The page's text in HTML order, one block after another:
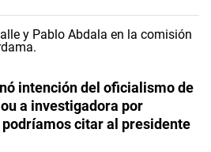
intención del oficialismo de
a investigadora por
citar al presidente